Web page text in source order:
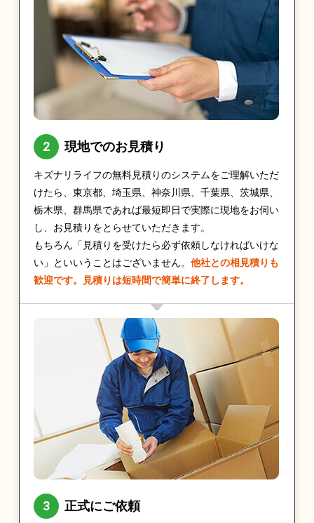
現地でのお見積り
キズナリライフの無料見積りのシステムをご理解いただ
けたら、東京都、埼玉県、神奈川県、千葉県、茨城県、
栃木県、群馬県であれば最短即日で実際に現地をお伺い
し、お見積りをとらせていただきます。
もちろん「見積りを受けたら必ず依頼しなければいけな
い」といいうことはございません。 他社との相見積りも
歓迎です。見積りは短時間で簡単に終了します。
正式にご依頼